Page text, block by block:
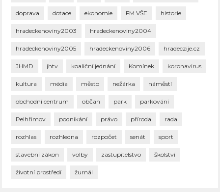
doprava dotace ekonomie FM VŠE historie
hradeckenoviny2003 hradeckenoviny2004
hradeckenoviny2005 hradeckenoviny2006 hradeczije.cz
JHMD jhtv koaliční jednání Komínek koronavirus
kultura média město nežárka náměstí
obchodní centrum občan park parkování
Pelhřimov podnikání právo příroda rada
rozhlas rozhledna rozpočet senát sport
stavební zákon volby zastupitelstvo školství
životní prostředí žurnál